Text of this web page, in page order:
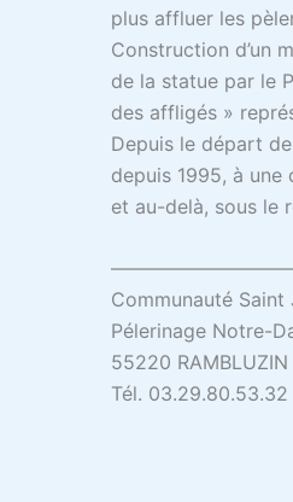
plus affluer les
Construction d’un
de la statue par le
des affligés »
Depuis le départ
depuis 1995, à une
et au-delà, sous le
Communauté Saint
Pélerinage Notre-
55220 RAMBLUZIN
Tél. 03.29.80.53.32